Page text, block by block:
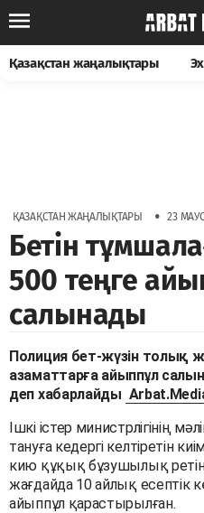
Қазақстан жаңалықтары
ҚАЗАҚСТАН ЖАҢАЛЫҚТАРЫ • 23
Бетін
500 теңге
салынады
Полиция бет-жүзін толық
азаматтарға айыппұл
деп хабарлайды
Ішкі істер министрлігінің
тануға кедергі келтіретін
кию құқық бұзушылық
жағдайда 10 айлық есептік
айыппұл қарастырылған.